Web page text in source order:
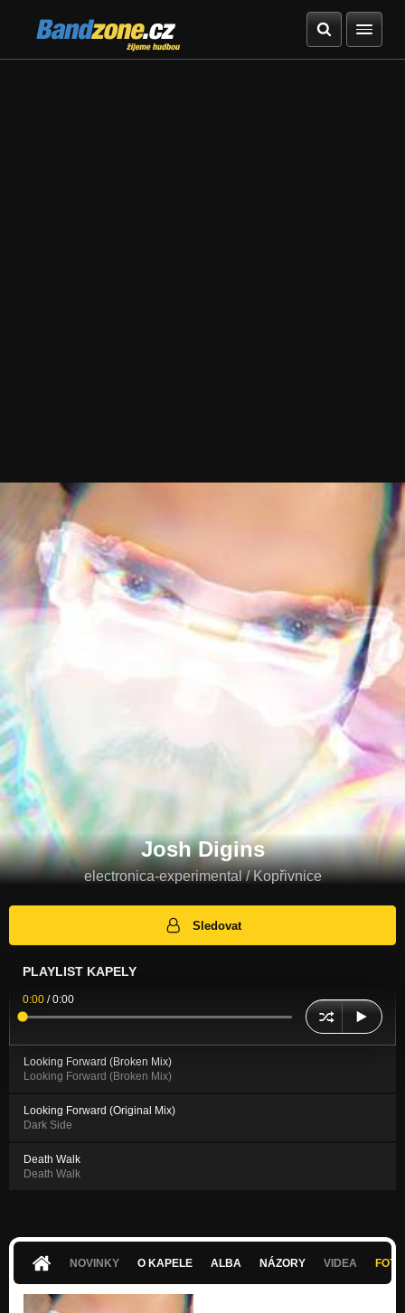
Bandzone.cz
žijeme hudbou
Josh Digins
electronica-experimental / Kopřivnice
Sledovat
PLAYLIST KAPELY
0:00 /0:00
Looking Forward (Broken Mix)
Looking Forward (Broken Mix)
Looking Forward (Original Mix)
Dark Side
Death Walk
Death Walk
NOVINKY O KAPELE ALBA NÁZORY VIDEA